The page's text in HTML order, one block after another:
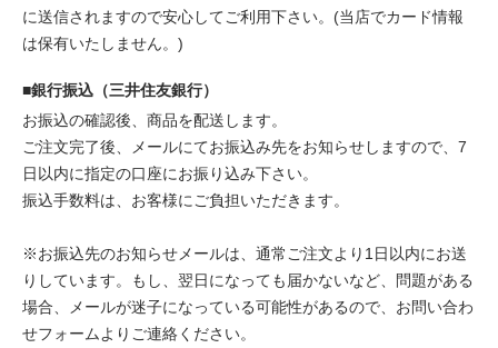
に送信されますので安心してご利用下さい。(当店でカード情報
は保有いたしません。)
■銀行振込（三井住友銀行）
お振込の確認後、商品を配送します。
ご注文完了後、メールにてお振込み先をお知らせしますので、7
日以内に指定の口座にお振り込み下さい。
振込手数料は、お客様にご負担いただきます。
※お振込先のお知らせメールは、通常ご注文より1日以内にお送
りしています。もし、翌日になっても届かないなど、問題がある
場合、メールが迷子になっている可能性があるので、お問い合わ
せフォームよりご連絡ください。